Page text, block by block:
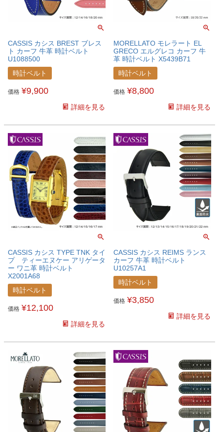
CASSIS カシス BREST ブレス
ト カーフ 牛革 時計ベルト
U1088500
時計ベルト
価格 ¥9,900
詳細を見る
MORELLATO モレラート EL
GRECO エルグレコ カーフ 牛
革 時計ベルト X5439B71
時計ベルト
価格 ¥8,800
詳細を見る
CASSIS カシス TYPE TNK タイ
プ ティーエヌケー アリゲータ
ー ワニ革 時計ベルト
X2001A68
時計ベルト
価格 ¥12,100
詳細を見る
CASSIS カシス REIMS ランス
カーフ 牛革 時計ベルト
U10257A1
時計ベルト
価格 ¥3,850
詳細を見る